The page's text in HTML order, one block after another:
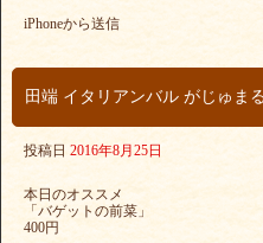
iPhoneから送信
田端 イタリアンバル がじゅま
投稿日 2016年8月25日
本日のオススメ
「バゲットの前菜」
400円